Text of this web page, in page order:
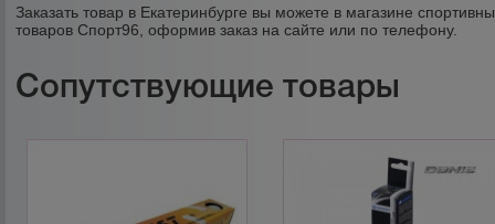
Заказать товар в Екатеринбурге вы можете в магазине
товаров Спорт96, оформив заказ на сайте или по телефону.
Сопутствующие товары